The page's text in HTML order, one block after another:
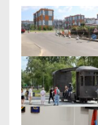
а
ц
и
я
п